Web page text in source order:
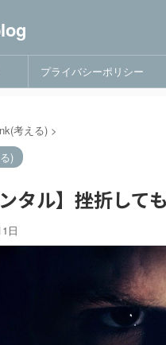
プライバシーポリシー
考える) >
)
ンタル】挫折して
日